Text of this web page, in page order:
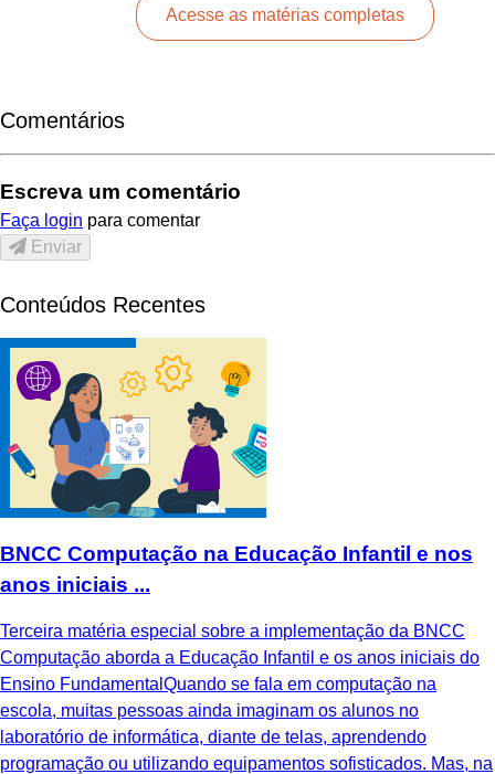
Acesse as matérias completas
Comentários
Escreva um comentário
Faça login para comentar
Enviar
Conteúdos Recentes
BNCC Computação na Educação Infantil e nos
anos iniciais ...
Terceira matéria especial sobre a implementação da BNCC
Computação aborda a Educação Infantil e os anos iniciais do
Ensino FundamentalQuando se fala em computação na
escola, muitas pessoas ainda imaginam os alunos no
laboratório de informática, diante de telas, aprendendo
programação ou utilizando equipamentos sofisticados. Mas, na